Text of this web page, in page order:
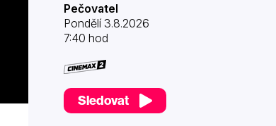
Pečovatel
Pondělí 3.8.2026
7:40 hod
Sledovat